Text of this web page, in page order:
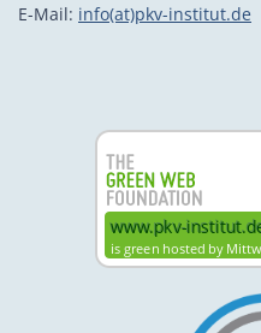
E-Mail: info(at)pkv-institut.de